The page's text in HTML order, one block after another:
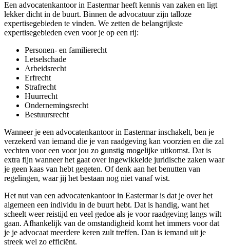
Een advocatenkantoor in Eastermar heeft kennis van zaken en ligt
lekker dicht in de buurt. Binnen de advocatuur zijn talloze
expertisegebieden te vinden. We zetten de belangrijkste
expertisegebieden even voor je op een rij:
Personen- en familierecht
Letselschade
Arbeidsrecht
Erfrecht
Strafrecht
Huurrecht
Ondernemingsrecht
Bestuursrecht
Wanneer je een advocatenkantoor in Eastermar inschakelt, ben je
verzekerd van iemand die je van raadgeving kan voorzien en die zal
vechten voor een voor jou zo gunstig mogelijke uitkomst. Dat is
extra fijn wanneer het gaat over ingewikkelde juridische zaken waar
je geen kaas van hebt gegeten. Of denk aan het benutten van
regelingen, waar jij het bestaan nog niet vanaf wist.
Het nut van een advocatenkantoor in Eastermar is dat je over het
algemeen een individu in de buurt hebt. Dat is handig, want het
scheelt weer reistijd en veel gedoe als je voor raadgeving langs wilt
gaan. Afhankelijk van de omstandigheid komt het immers voor dat
je je advocaat meerdere keren zult treffen. Dan is iemand uit je
streek wel zo efficiënt.